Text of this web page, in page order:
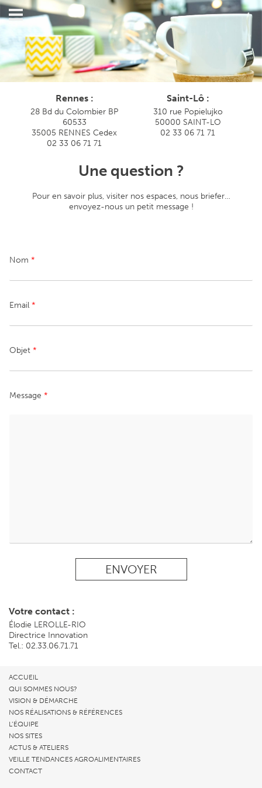
Rennes :
28 Bd du Colombier BP
60533
35005 RENNES Cedex
02 33 06 71 71
Saint-Lô :
310 rue Popielujko
50000 SAINT-LO
02 33 06 71 71
Une question ?
Pour en savoir plus, visiter nos espaces, nous briefer…
envoyez-nous un petit message !
Nom *
Email *
Objet *
Message *
ENVOYER
Votre contact :
Élodie LEROLLE-RIO
Directrice Innovation
Tel.: 02.33.06.71.71
ACCUEIL
QUI SOMMES NOUS?
VISION & DÉMARCHE
NOS RÉALISATIONS & RÉFÉRENCES
L’ÉQUIPE
NOS SITES
ACTUS & ATELIERS
VEILLE TENDANCES AGROALIMENTAIRES
CONTACT